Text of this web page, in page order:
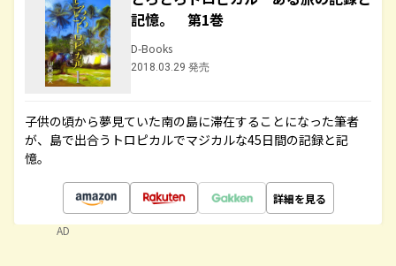
記憶。 第1巻
D-Books
2018.03.29 発売
子供の頃から夢見ていた南の島に滞在することになった筆者
が、島で出合うトロピカルでマジカルな45日間の記録と記
憶。
詳細を見る
AD